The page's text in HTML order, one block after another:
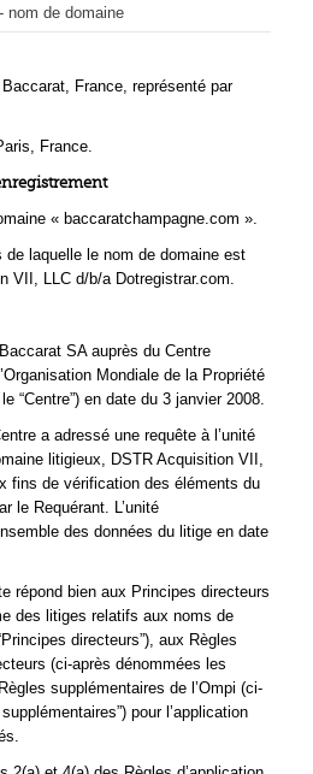
nom de domaine
France, représenté par
France.
« baccaratchampagne.com ».
de laquelle le nom de domaine est
VII, LLC d/b/a Dotregistrar.com.
SA auprès du Centre
Mondiale de la Propriété
“Centre”) en date du 3 janvier 2008.
a adressé une requête à l’unité
litigieux, DSTR Acquisition VII,
fins de vérification des éléments du
le Requérant. L’unité
des données du litige en date
répond bien aux Principes directeurs
des litiges relatifs aux noms de
directeurs”), aux Règles
(ci-après dénommées les
supplémentaires de l’Ompi (ci-
pour l’application